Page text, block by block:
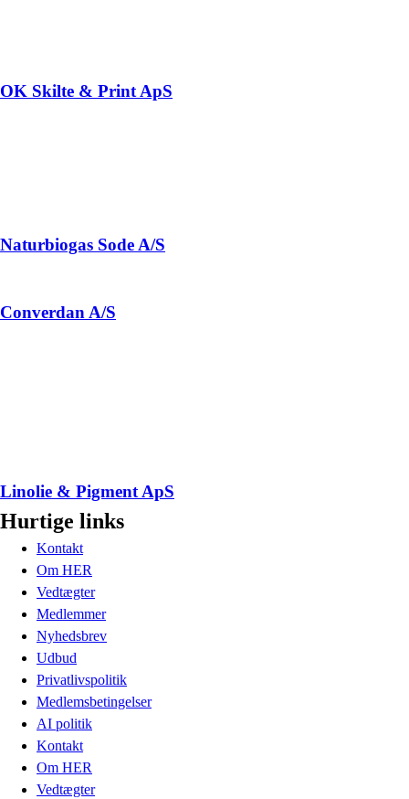
OK Skilte & Print ApS
Naturbiogas Sode A/S
Converdan A/S
Linolie & Pigment ApS
Hurtige links
Kontakt
Om HER
Vedtægter
Medlemmer
Nyhedsbrev
Udbud
Privatlivspolitik
Medlemsbetingelser
AI politik
Kontakt
Om HER
Vedtægter